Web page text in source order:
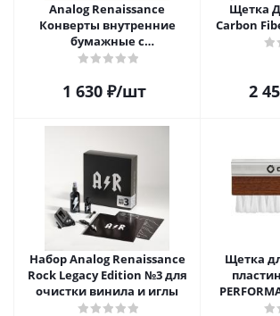
Analog Renaissance
Конверты внутренние
бумажные с
антистатическим пакетом
Audiophile Paper+Plastic (25
1 630₽/шт
Щетка
Carbon
2
Набор Analog Renaissance
Rock Legacy Edition №3 для
очистки винила и иглы
Щетка
Brush,